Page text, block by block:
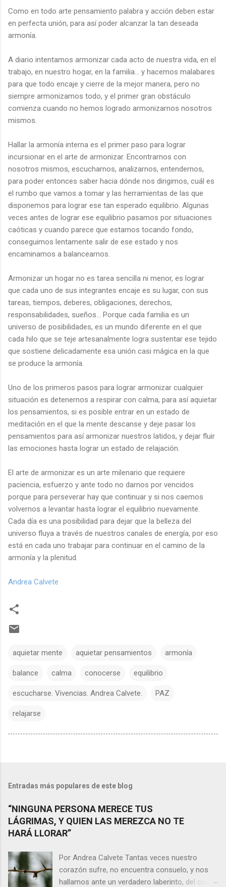
Como en todo arte pensamiento palabra y acción deben estar
en perfecta unión, para así poder alcanzar la tan deseada
armonía.
A diario intentamos armonizar cada acto de nuestra vida, en el
trabajo, en nuestro hogar, en la familia… y hacemos malabares
para que todo encaje y cierre de la mejor manera, pero no
siempre armonizamos todo, y el primer gran obstáculo
comienza cuando no hemos logrado armonizarnos nosotros
mismos.
Hallar la armonía interna es el primer paso para lograr
incursionar en el arte de armonizar. Encontrarnos con
nosotros mismos, escucharnos, analizarnos, entendernos,
para poder entonces saber hacia dónde nos dirigimos, cuál es
el rumbo que vamos a tomar y las herramientas de las que
disponemos para lograr ese tan esperado equilibrio. Algunas
veces antes de lograr ese equilibrio pasamos por situaciones
caóticas y cuando parece que estamos tocando fondo,
conseguimos lentamente salir de ese estado y nos
encaminamos a balancearnos.
Armonizar un hogar no es tarea sencilla ni menor, es lograr
que cada uno de sus integrantes encaje es su lugar, con sus
tareas, tiempos, deberes, obligaciones, derechos,
responsabilidades, sueños… Porque cada familia es un
universo de posibilidades, es un mundo diferente en el que
cada hilo que se teje artesanalmente logra sustentar ese tejido
que sostiene delicadamente esa unión casi mágica en la que
se produce la armonía.
Uno de los primeros pasos para lograr armonizar cualquier
situación es detenernos a respirar con calma, para así aquietar
los pensamientos, si es posible entrar en un estado de
meditación en el que la mente descanse y deje pasar los
pensamientos para así armonizar nuestros latidos, y dejar fluir
las emociones hasta lograr un estado de relajación.
El arte de armonizar es un arte milenario que requiere
paciencia, esfuerzo y ante todo no darnos por vencidos
porque para perseverar hay que continuar y si nos caemos
volvernos a levantar hasta lograr el equilibrio nuevamente.
Cada día es una posibilidad para dejar que la belleza del
universo fluya a través de nuestros canales de energía, por eso
está en cada uno trabajar para continuar en el camino de la
armonía y la plenitud.
Andrea Calvete
aquietar mente aquietar pensamientos armonía
balance calma conocerse equilibrio
escucharse. Vivencias. Andrea Calvete. PAZ
relajarse
Entradas más populares de este blog
“NINGUNA PERSONA MERECE TUS
LÁGRIMAS, Y QUIEN LAS MEREZCA NO TE
HARÁ LLORAR”
Por Andrea Calvete Tantas veces nuestro
corazón sufre, no encuentra consuelo, y nos
hallamos ante un verdadero laberinto, del cual